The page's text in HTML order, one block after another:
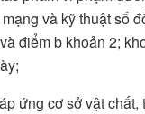
và kỹ thuật số
điểm b khoản 2;
ứng cơ sở vật chất,